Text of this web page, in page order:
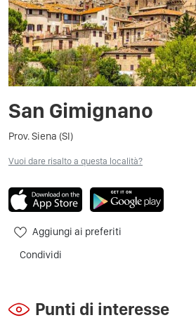
San Gimignano
Prov. Siena (SI)
Vuoi dare risalto a questa località?
Aggiungi ai preferiti
Condividi
Punti di interesse